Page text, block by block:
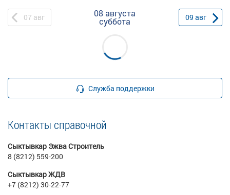
07 авг 08 августа
суббота 09 авг
Служба поддержки
Контакты справочной
Сыктывкар Эжва Строитель
8 (8212) 559-200
Сыктывкар ЖДВ
+7 (8212) 30-22-77